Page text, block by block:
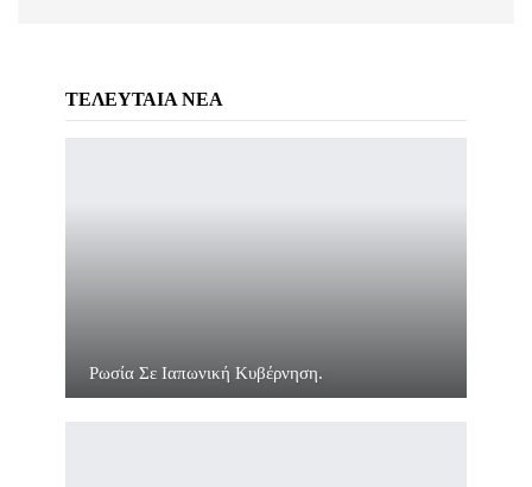
ΤΕΛΕΥΤΑΙΑ ΝΕΑ
Ρωσία Σε Ιαπωνική Κυβέρνηση.